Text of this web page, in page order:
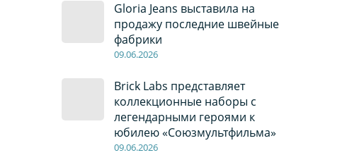
Gloria Jeans выставила на
продажу последние швейные
фабрики
09.06.2026
Brick Labs представляет
коллекционные наборы с
легендарными героями к
юбилею «Союзмультфильма»
09.06.2026